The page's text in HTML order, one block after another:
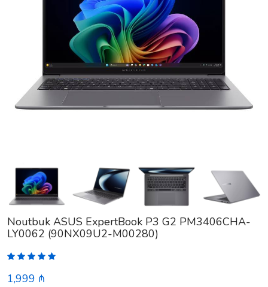
Noutbuk ASUS ExpertBook P3 G2 PM3406CHA-
LY0062 (90NX09U2-M00280)
1,999 ₼